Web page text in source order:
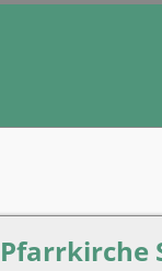
Pfarrkirche